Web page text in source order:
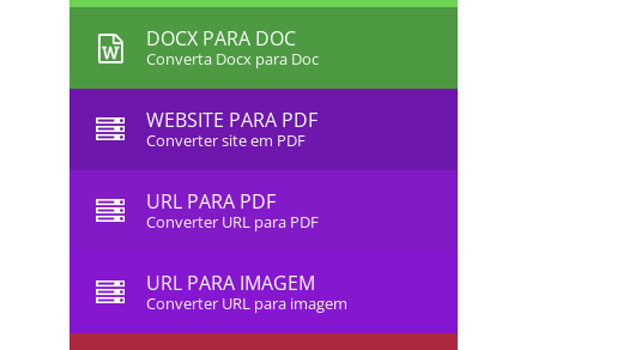
DOCX PARA DOC
Converta Docx para Doc
WEBSITE PARA PDF
Converter site em PDF
URL PARA PDF
Converter URL para PDF
URL PARA IMAGEM
Converter URL para imagem